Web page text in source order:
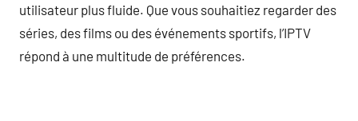
utilisateur plus fluide. Que vous souhaitiez regarder des
séries, des films ou des événements sportifs, l’IPTV
répond à une multitude de préférences.